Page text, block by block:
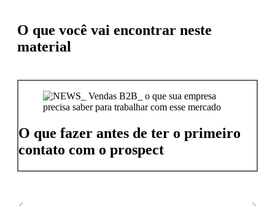
O que você vai encontrar neste
material
O que fazer antes de ter o primeiro
contato com o prospect